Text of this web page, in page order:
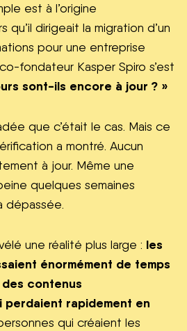
est à l’origine
qu’il dirigeait la migration d’un
pour une entreprise
fondateur Kasper Spiro s’est
sont-ils encore à jour ? »
que c’était le cas. Mais ce
a montré. Aucun
à jour. Même une
quelques semaines
dépassée.
une réalité plus large : les
énormément de temps
contenus
perdaient rapidement en
qui créaient les